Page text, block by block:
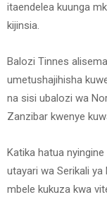
itaendelea kuunga
kijinsia.
Balozi Tinnes
umetushajihisha
na sisi ubalozi wa
Zanzibar kwenye
Katika hatua
utayari wa Serikali
mbele kukuza kwa